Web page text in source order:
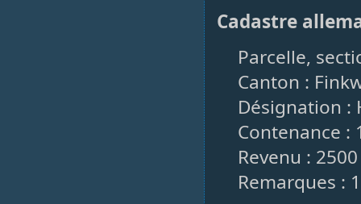
Cadastre
Parcelle,
Canton :
Désignation :
Contenance :
Revenu :
Remarques :